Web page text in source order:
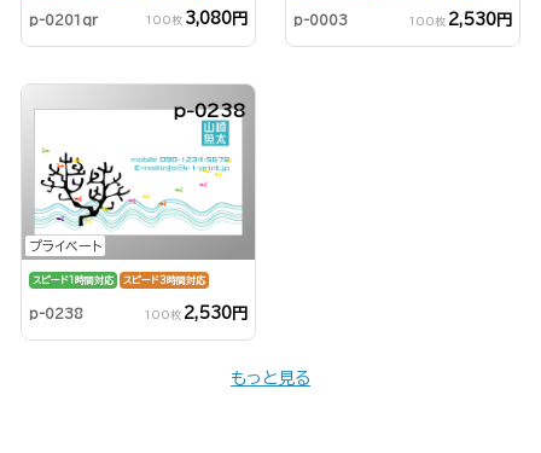
p-0201qr 100枚 3,080円 p-0003 100枚 2,530円
プライベート
p-0238
スピード1時間対応 スピード3時間対応
p-0238 100枚 2,530円
もっと見る